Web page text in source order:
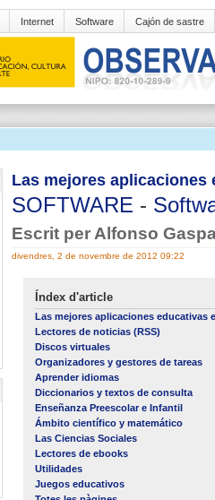
Internet Software Cajón de sastre
Las mejores
SOFTWARE -
Escrit per Alfonso
divendres, 2 de novembre de 2012 09:22
Índex d'article
Las mejores aplicaciones educativas
Lectores de noticias (RSS)
Discos virtuales
Organizadores y gestores de tareas
Aprender idiomas
Diccionarios y textos de consulta
Enseñanza Preescolar e Infantil
Ámbito científico y matemático
Las Ciencias Sociales
Lectores de ebooks
Utilidades
Juegos educativos